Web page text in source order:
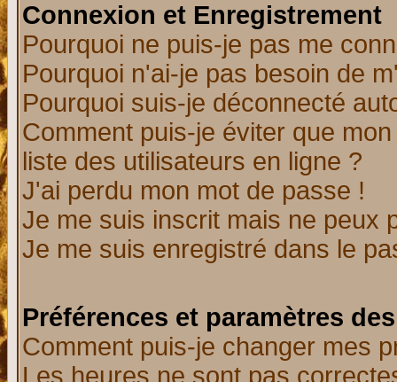
Connexion et Enregistrement
Pourquoi ne puis-je pas me
Pourquoi n'ai-je pas besoin de
Pourquoi suis-je déconnecté
Comment puis-je éviter que
liste des utilisateurs en ligne ?
J'ai perdu mon mot de passe !
Je me suis inscrit mais ne peux
Je me suis enregistré dans le
Préférences et paramètres
Comment puis-je changer mes
Les heures ne sont pas